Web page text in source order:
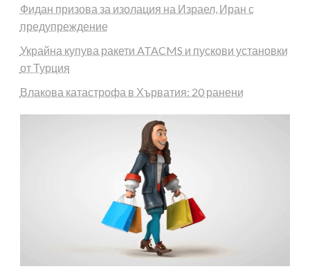
Фидан призова за изолация на Израел, Иран с
предупреждение
Украйна купува ракети ATACMS и пускови установки
от Турция
Влакова катастрофа в Хърватия: 20 ранени